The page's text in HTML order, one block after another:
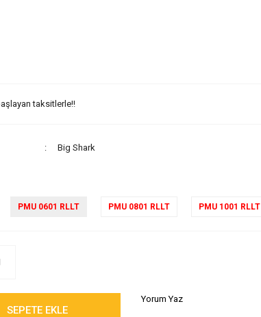
taksitlerle!!
Big Shark
PMU 0601 RLLT PMU 0801 RLLT PMU 1001 RLLT
SEPETE EKLE
Yorum Yaz